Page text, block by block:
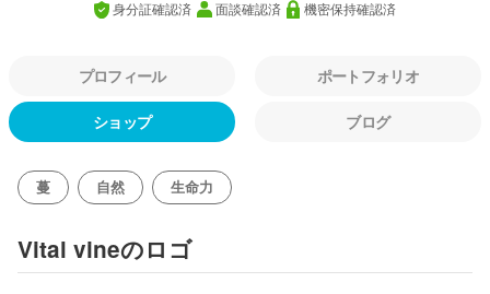
身分証確認済 面談確認済 機密保持確認済
プロフィール ポートフォリオ
ショップ ブログ
蔓 自然 生命力
Vital vineのロゴ